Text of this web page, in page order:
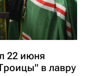
22 июня
в лавру